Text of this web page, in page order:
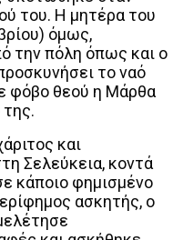
του. Η μητέρα του
όμως,
την πόλη όπως και ο
το ναό
φόβο θεού η Μάρθα
και
Σελεύκεια, κοντά
κάποιο φημισμένο
ασκητής, ο